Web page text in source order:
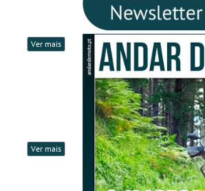
Ver mais
Ver mais